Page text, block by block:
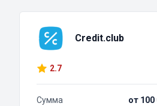
Credit.club
2.7
Сумма
от